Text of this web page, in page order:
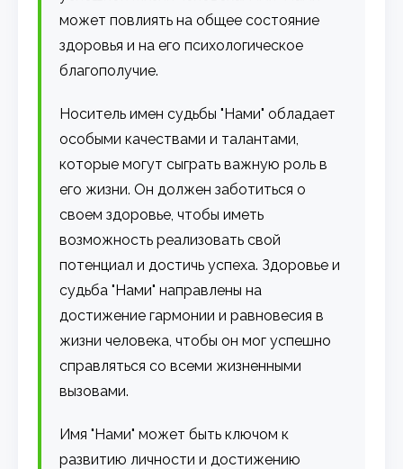
может повлиять на общее состояние
здоровья и на его психологическое
благополучие.
Носитель имен судьбы "Нами" обладает
особыми качествами и талантами,
которые могут сыграть важную роль в
его жизни. Он должен заботиться о
своем здоровье, чтобы иметь
возможность реализовать свой
потенциал и достичь успеха. Здоровье и
судьба "Нами" направлены на
достижение гармонии и равновесия в
жизни человека, чтобы он мог успешно
справляться со всеми жизненными
вызовами.
Имя "Нами" может быть ключом к
развитию личности и достижению